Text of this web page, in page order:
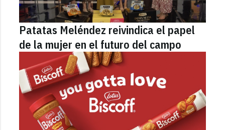
Patatas Meléndez reivindica el papel
de la mujer en el futuro del campo